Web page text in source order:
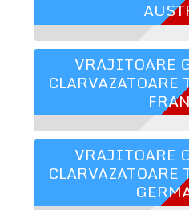
VRAJITOARE
VRAJITOARE